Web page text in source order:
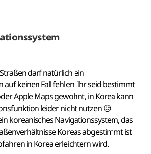
darf natürlich ein
auf keinen Fall fehlen. Ihr seid bestimmt
Apple Maps gewohnt, in Korea kann
leider nicht nutzen 😥
koreanisches Navigationssystem, das
Koreas abgestimmt ist
in Korea erleichtern wird.